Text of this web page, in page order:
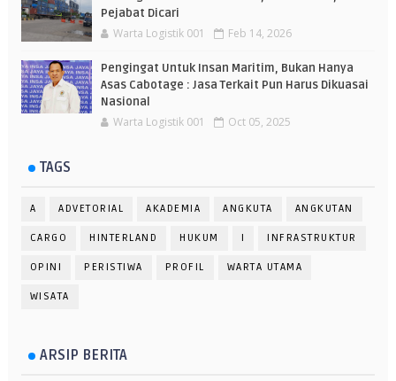
Pejabat Dicari
Warta Logistik 001 Feb 14, 2026
Pengingat Untuk Insan Maritim, Bukan Hanya
Asas Cabotage : Jasa Terkait Pun Harus Dikuasai
Nasional
Warta Logistik 001 Oct 05, 2025
TAGS
A ADVETORIAL AKADEMIA ANGKUTA ANGKUTAN
CARGO HINTERLAND HUKUM I INFRASTRUKTUR
OPINI PERISTIWA PROFIL WARTA UTAMA
WISATA
ARSIP BERITA